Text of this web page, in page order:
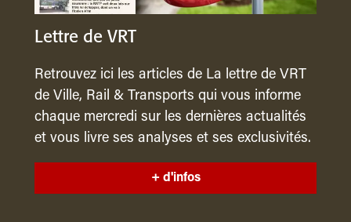
Lettre de VRT
Retrouvez ici les articles de La lettre de VRT
de Ville, Rail & Transports qui vous informe
chaque mercredi sur les dernières actualités
et vous livre ses analyses et ses exclusivités.
+ d'infos